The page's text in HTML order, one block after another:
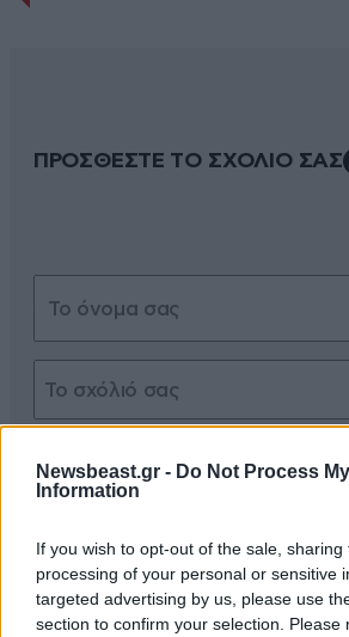
Newsbeast.gr - Do Not Process
Information
If you wish to opt-out of the sale,
processing of your personal or sensitive
targeted advertising by us, please use
section to confirm your selection. Please
ΠΡΟΣΘΕΣΤΕ ΤΟ ΣΧΟΛΙΟ ΣΑΣ
Διαβάστε και ακολουθήστε τους